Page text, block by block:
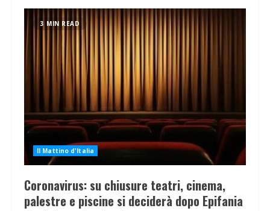
3 MIN READ
Il Mattino d'Italia
Coronavirus: su chiusure teatri, cinema,
palestre e piscine si deciderà dopo Epifania